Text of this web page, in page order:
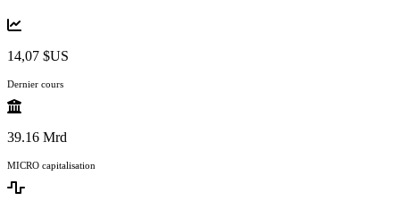
14,07 $US
Dernier cours
39.16 Mrd
MICRO capitalisation